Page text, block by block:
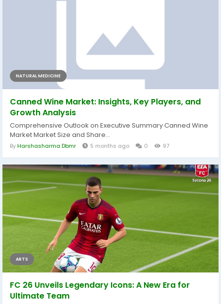
NATURAL MEDICINE
Canned Wine Market: Insights, Key Players, and
Growth Analysis
Comprehensive Outlook on Executive Summary Canned Wine
Market Market Size and Share...
ByHarshasharma Dbmr 5 months ago 0 97
ARTS
FC 26 Unveils Legendary Icons: A New Era for
Ultimate Team